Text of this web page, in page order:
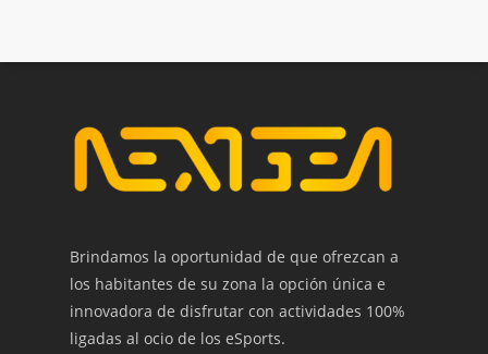
Brindamos la oportunidad de que ofrezcan a
los habitantes de su zona la opción única e
innovadora de disfrutar con actividades 100%
ligadas al ocio de los eSports.